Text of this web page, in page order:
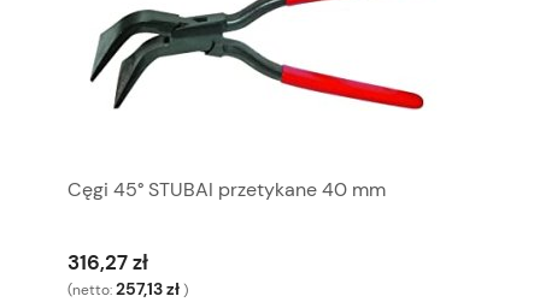
Cęgi 45° STUBAI przetykane 40 mm
316,27 zł
(netto:257,13 zł )